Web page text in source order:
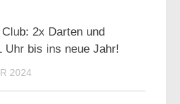
2x Darten und
Uhr bis ins neue Jahr!
2024